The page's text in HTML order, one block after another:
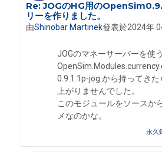
In reply to Shinobar Martinek
Re: JOGのHG用の
リーを作りました。
由Shinobar Martinek發表於2024年
JOGのマネーサーバーを使
0.9.1.1p-jog から持ってき
上がりませんでした。
このモジュールをソースか
メなのかな。
永久